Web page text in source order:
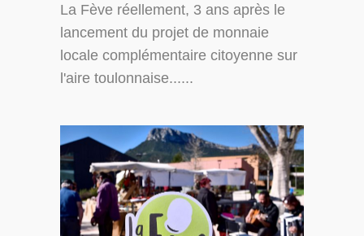
La Fève réellement, 3 ans après le
lancement du projet de monnaie
locale complémentaire citoyenne sur
l'aire toulonnaise......